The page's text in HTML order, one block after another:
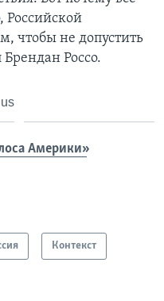
чтобы не допустить
Россо.
Америки»
Контекст